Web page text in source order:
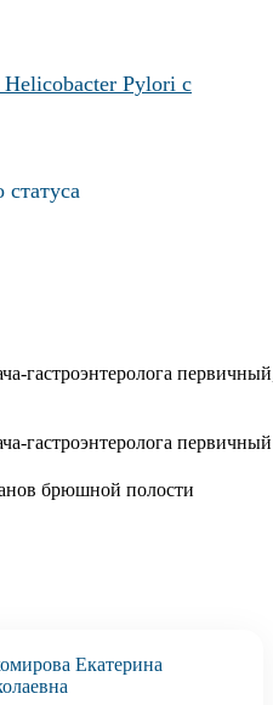
Pylori с
гастроэнтеролога
гастроэнтеролога первичный
брюшной полости
Екатерина